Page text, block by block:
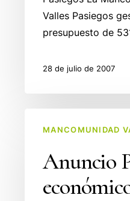
Valles Pasiegos
presupuesto de
28 de julio de 2007
Presupuesto
2007
MANCOMUNIDAD
Anuncio